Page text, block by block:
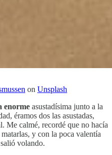
on Unsplash
enorme asustadísima junto a la
éramos dos las asustadas,
Me calmé, recordé que no hacía
y con la poca valentía
volando.